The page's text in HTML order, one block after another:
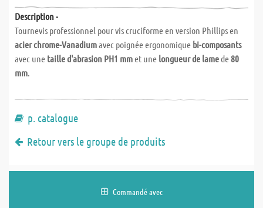
Description -
Tournevis professionnel pour vis cruciforme en version Phillips en
acier chrome-Vanadiumavec poignée ergonomique bi-composants
avec une taille d'abrasion PH1 mmet une longueur de lamede80
mm.
p. catalogue
Retour vers le groupe de produits
Commandé avec